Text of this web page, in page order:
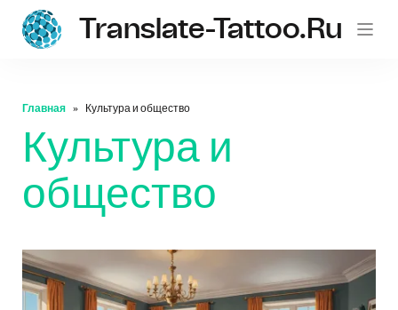
Translate-Tattoo.ru
Главная Культура и общество
Культура и
общество